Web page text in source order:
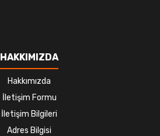
HAKKIMIZDA
Hakkımızda
İletişim Formu
İletişim Bilgileri
Adres Bilgisi